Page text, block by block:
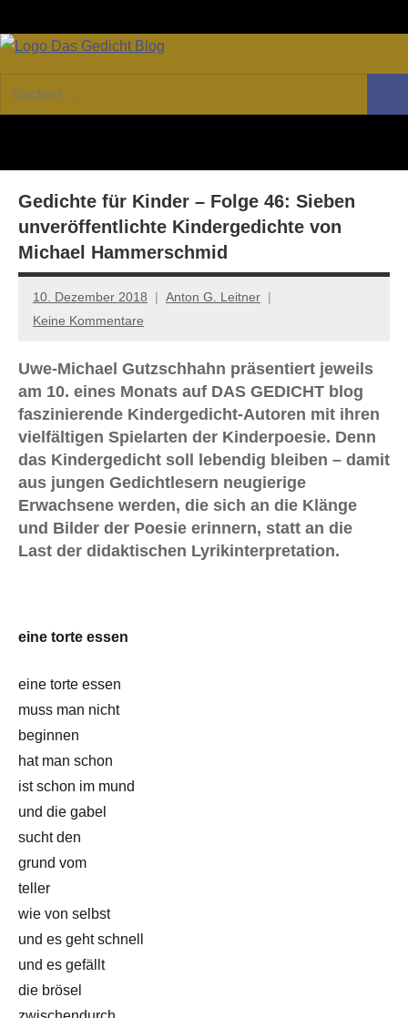
Inhalt
GEDICHT
Forum
von
Lyrik,
Essay
Suchen
nach:
Gedichte für Kinder – Folge 46: Sieben
unveröffentlichte Kindergedichte von
Michael Hammerschmid
10. Dezember 2018
Anton G. Leitner
Keine Kommentare
Uwe-Michael Gutzschhahn präsentiert jeweils
am 10. eines Monats auf DAS GEDICHT blog
faszinierende Kindergedicht-Autoren mit ihren
vielfältigen Spielarten der Kinderpoesie. Denn
das Kindergedicht soll lebendig bleiben – damit
aus jungen Gedichtlesern neugierige
Erwachsene werden, die sich an die Klänge
und Bilder der Poesie erinnern, statt an die
Last der didaktischen Lyrikinterpretation.
eine torte essen
eine torte essen
muss man nicht
beginnen
hat man schon
ist schon im mund
und die gabel
sucht den
grund vom
teller
wie von selbst
und es geht schnell
und es gefällt
die brösel